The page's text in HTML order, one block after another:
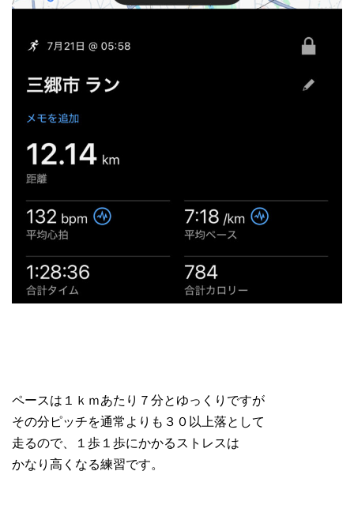
ペースは１ｋｍあたり７分とゆっくりですが
その分ピッチを通常よりも３０以上落として
走るので、１歩１歩にかかるストレスは
かなり高くなる練習です。